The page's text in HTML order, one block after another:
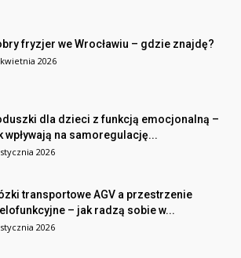
fryzjer we Wrocławiu – gdzie znajdę?
2026
dla dzieci z funkcją emocjonalną –
wpływają na samoregulację...
2026
transportowe AGV a przestrzenie
– jak radzą sobie w...
2026